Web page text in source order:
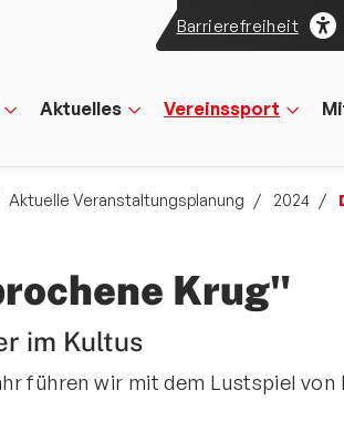
Barrierefreiheit
Aktuelles Vereinssport
Aktuelle Veranstaltungsplanung 2024
Krug"
im Kultus
führen wir mit dem Lustspiel